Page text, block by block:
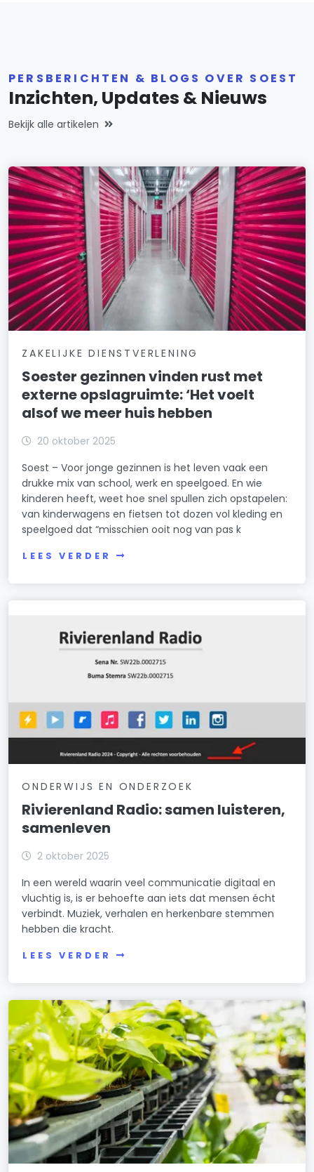
PERSBERICHTEN & BLOGS OVER SOEST
Inzichten, Updates & Nieuws
Bekijk alle artikelen
ZAKELIJKE DIENSTVERLENING
Soester gezinnen vinden rust met
externe opslagruimte: ‘Het voelt
alsof we meer huis hebben
20 oktober 2025
Soest – Voor jonge gezinnen is het leven vaak een
drukke mix van school, werk en speelgoed. En wie
kinderen heeft, weet hoe snel spullen zich opstapelen:
van kinderwagens en fietsen tot dozen vol kleding en
speelgoed dat “misschien ooit nog van pas k
LEES VERDER
ONDERWIJS EN ONDERZOEK
Rivierenland Radio: samen luisteren,
samenleven
2 oktober 2025
In een wereld waarin veel communicatie digitaal en
vluchtig is, is er behoefte aan iets dat mensen écht
verbindt. Muziek, verhalen en herkenbare stemmen
hebben die kracht.
LEES VERDER